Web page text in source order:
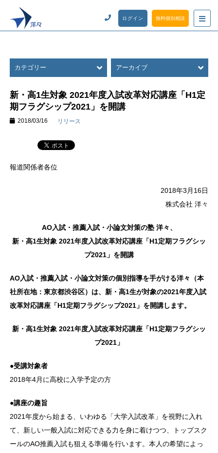
ログイン 無料個別相談
カテゴリー アーカイブ
新・高1生対象 2021年度入試改革対応講座「H1定
期フラグシップ2021」を開講
2018/03/16 リリース
報道関係者各位
2018年3月16日
株式会社 洋々
AO入試・推薦入試・小論文対策の塾 洋々、
新・高1生対象 2021年度入試改革対応講座「H1定期フラグシッ
プ2021」を開講
AO入試・推薦入試・小論文対策の個別指導を手がける洋々（本
社所在地：東京都渋谷区）は、新・高1生が対象の2021年度入試
改革対応講座「H1定期フラグシップ2021」を開講します。
新・高1生対象 2021年度入試改革対応講座「H1定期フラグシッ
プ2021」
●受講対象者
2018年4月に高校に入学予定の方
●講座の趣旨
2021年度から始まる、いわゆる「大学入試改革」を視野に入れ
て、新しい一般入試に対応できる力を身に着けつつ、トップスク
ールのAO推薦入試も狙える準備を行います。本人の希望によっ